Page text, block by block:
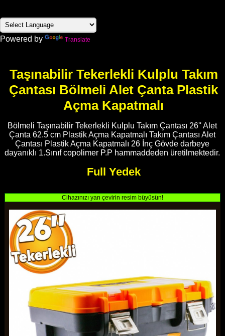
Powered by Translate
Taşınabilir Tekerlekli Kulplu Takım
Çantası Bölmeli Alet Çanta Plastik
Açma Kapatmalı
Bölmeli Taşınabilir Tekerlekli Kulplu Takım Çantası 26'' Alet
Çanta 62.5 cm Plastik Açma Kapatmalı Takım Çantası Alet
Çantası Plastik Açma Kapatmalı 26 İnç Gövde darbeye
dayanıklı 1.Sınıf copolimer P.P hammaddeden üretilmektedir.
Full Yedek
Cihazınızı yan çevirin resim büyüsün!